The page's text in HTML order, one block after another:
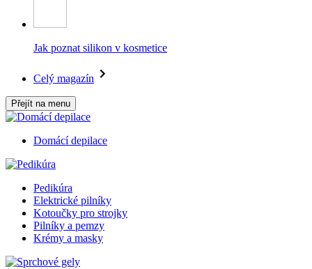
Jak poznat silikon v kosmetice
Celý magazín
Přejít na menu
Domácí depilace
Pedikúra
Elektrické pilníky
Kotoučky pro strojky
Pilníky a pemzy
Krémy a masky